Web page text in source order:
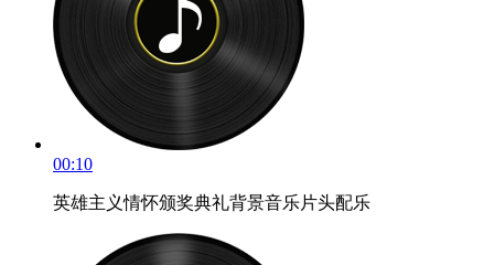
00:10
英雄主义情怀颁奖典礼背景音乐片头配乐